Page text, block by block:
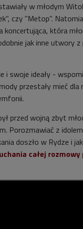
w młodym
czy "Metop".
koncertująca, która
jak inne utwory z
i swoje ideały -
przestały mieć dla
przed wojną zbyt
Porozmawiać z
doszło w Rydze i
całej